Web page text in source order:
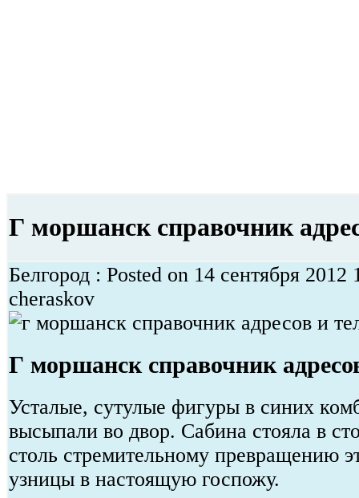
Г моршанск справочник
Белгород : Posted on 14 сентября 2012
cheraskov
Г моршанск справочник
Усталые, сутулые фигуры в синих
высыпали во двор. Сабина стояла в
столь стремительному превращению
узницы в настоящую госпожу.